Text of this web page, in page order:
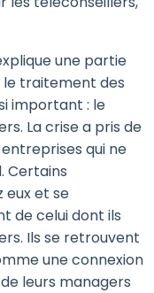
une partie
le traitement des
important : le
La crise a pris de
qui ne
Certains
eux et se
de celui dont ils
Ils se retrouvent
une connexion
leurs managers